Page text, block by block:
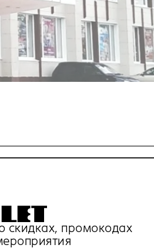
скидках, промокодах